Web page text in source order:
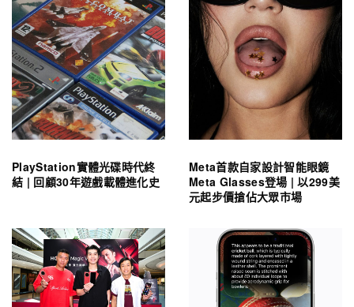
PlayStation實體光碟時代終
結 | 回顧30年遊戲載體進化史
Meta首款自家設計智能眼鏡
Meta Glasses登場 | 以299美
元起步價搶佔大眾市場